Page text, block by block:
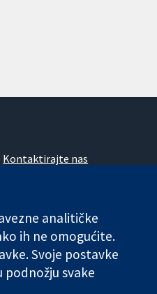
Kontaktirajte nas
Poslovi
Cochrane Library
registration number GB 718
analitičke
ih ne omogućite.
Svoje postavke
svake